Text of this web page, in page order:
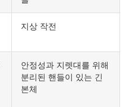
지상 작전
안정성과 지렛대를 위해
분리된 핸들이 있는 긴
본체